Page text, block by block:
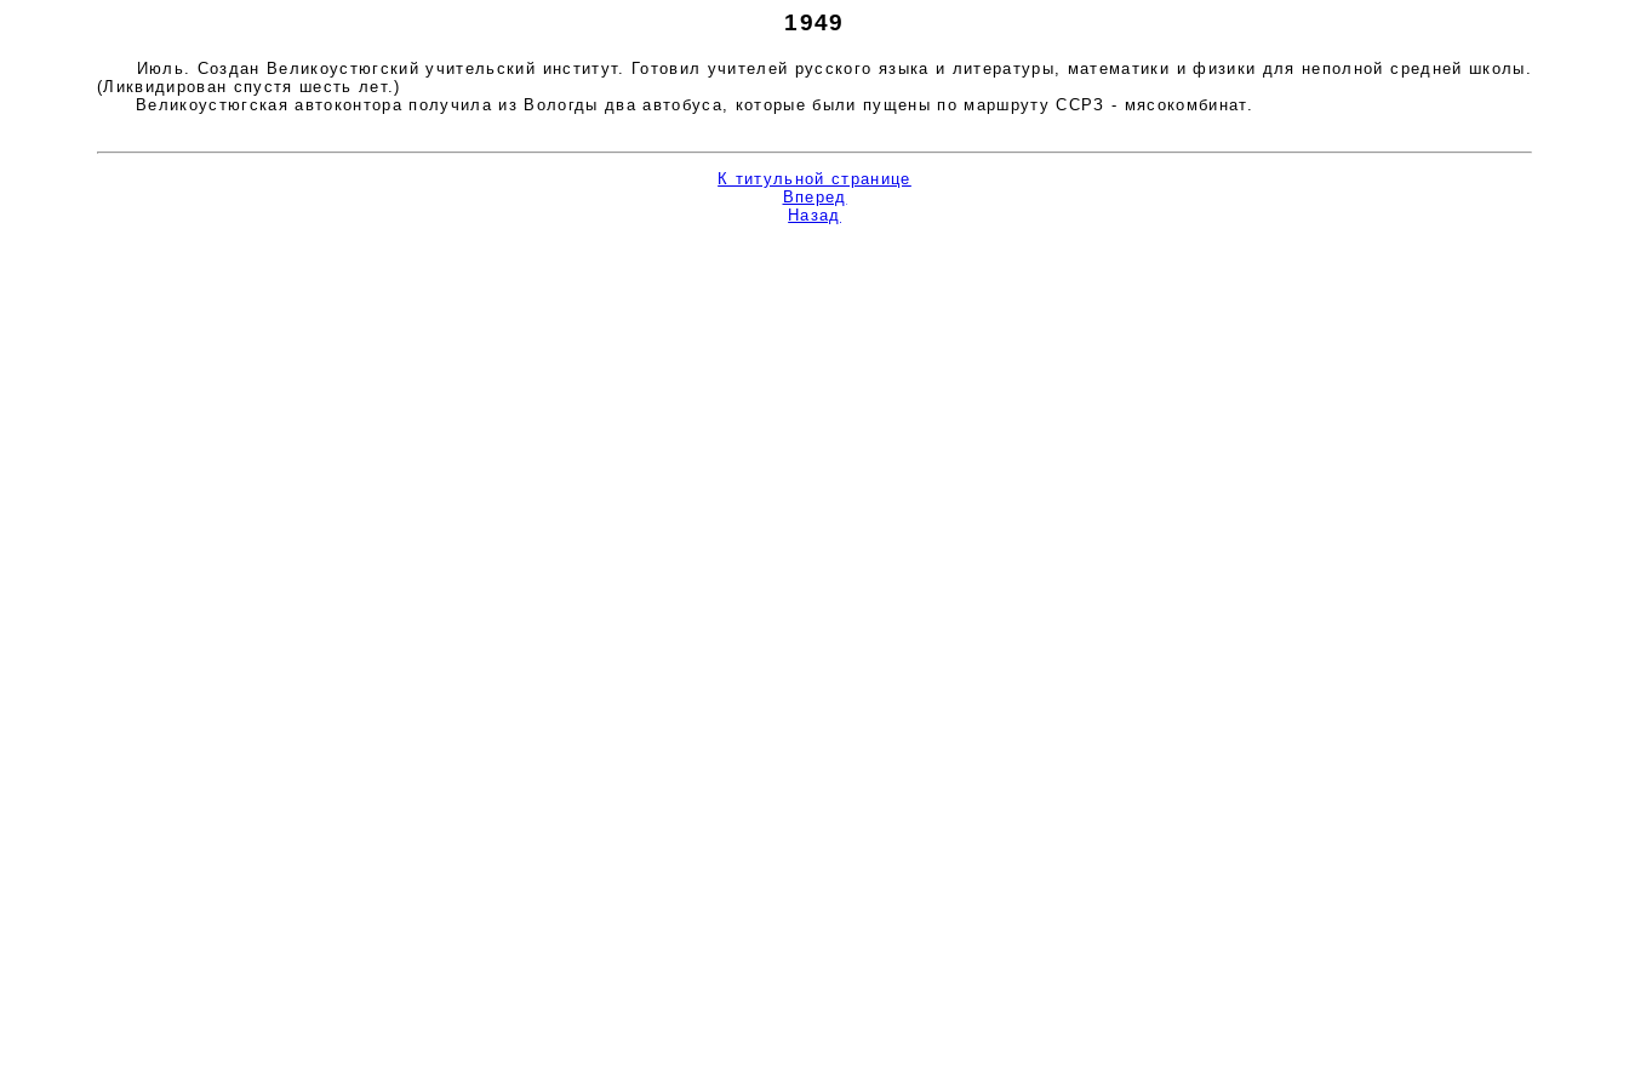
1949
Июль. Создан Великоустюгский учительский институт. Готовил учителей русского языка и литературы, математики и физики для неполной средней школы.
(Ликвидирован спустя шесть лет.)
Великоустюгская автоконтора получила из Вологды два автобуса, которые были пущены по маршруту ССРЗ - мясокомбинат.
К титульной странице
Вперед
Назад